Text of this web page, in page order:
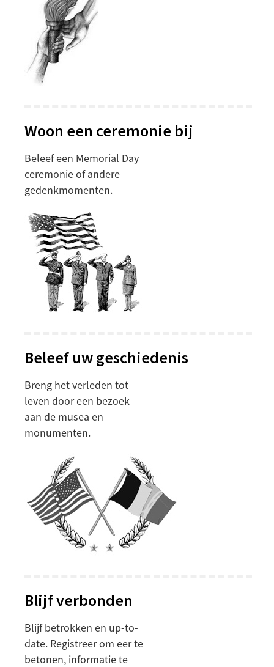
Woon een ceremonie bij
Beleef een Memorial Day
ceremonie of andere
gedenkmomenten.
Beleef uw geschiedenis
Breng het verleden tot
leven door een bezoek
aan de musea en
monumenten.
Blijf verbonden
Blijf betrokken en up-to-
date. Registreer om eer te
betonen, informatie te